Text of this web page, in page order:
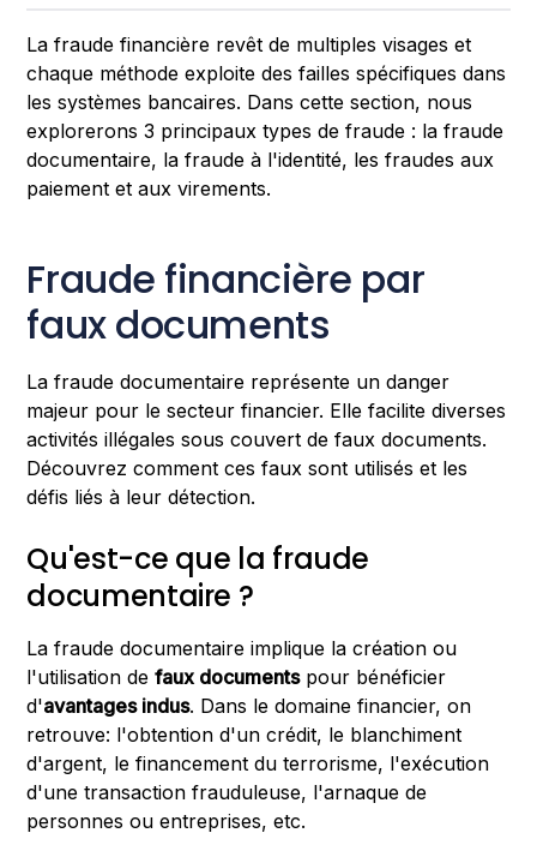
La fraude financière revêt de multiples visages et
chaque méthode exploite des failles spécifiques dans
les systèmes bancaires. Dans cette section, nous
explorerons 3 principaux types de fraude : la fraude
documentaire, la fraude à l'identité, les fraudes aux
paiement et aux virements.
Fraude financière par
faux documents
La fraude documentaire représente un danger
majeur pour le secteur financier. Elle facilite diverses
activités illégales sous couvert de faux documents.
Découvrez comment ces faux sont utilisés et les
défis liés à leur détection.
Qu'est-ce que la fraude
documentaire ?
La fraude documentaire implique la création ou
l'utilisation defaux documentspour bénéficier
d'avantages indus. Dans le domaine financier, on
retrouve: l'obtention d'un crédit, le blanchiment
d'argent, le financement du terrorisme, l'exécution
d'une transaction frauduleuse, l'arnaque de
personnes ou entreprises, etc.